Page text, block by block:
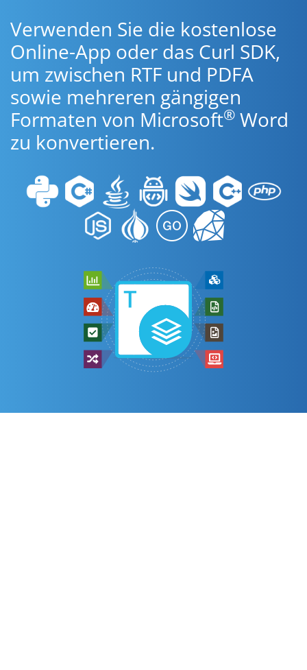
Verwenden Sie die kostenlose
Online-App oder das Curl SDK,
um zwischen RTF und PDFA
sowie mehreren gängigen
Formaten von Microsoft® Word
zu konvertieren.